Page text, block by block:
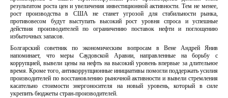
результатом роста цен и увеличения инвестиционной активности. Тем не менее,
рост производства в США не станет угрозой для стабильности рынка,
противовесом будут выступать высокий рост уровня спроса и успешные
действия производителей по ограничению поставок нефти и поглощению
избыточных запасов.
Болгарский советник по экономическим вопросам в Вене Андрей Янив
напоминает, что меры Саудовской Аравии, направленные на борьбу с
коррупцией, вывели цены на нефть на высокий уровень впервые за длительное
время. Кроме того, антикоррупционные инициативы помогли поддержать усилия
производителей по восстановлению рыночной активности и вывели стремления
касательно стоимости энергоносителя на новый уровень, который в силе
укрепить бюджеты стран-производителей.